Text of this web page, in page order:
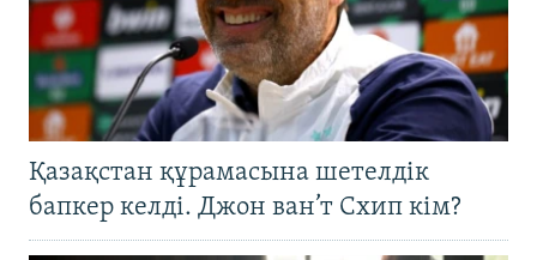
Қазақстан құрамасына шетелдік
бапкер келді. Джон ван’т Схип кім?